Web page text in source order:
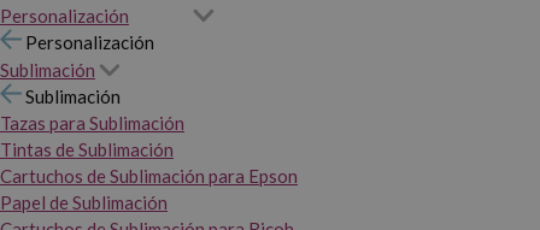
Personalización
Personalización
Sublimación
Sublimación
Tazas para Sublimación
Tintas de Sublimación
Cartuchos de Sublimación para Epson
Papel de Sublimación